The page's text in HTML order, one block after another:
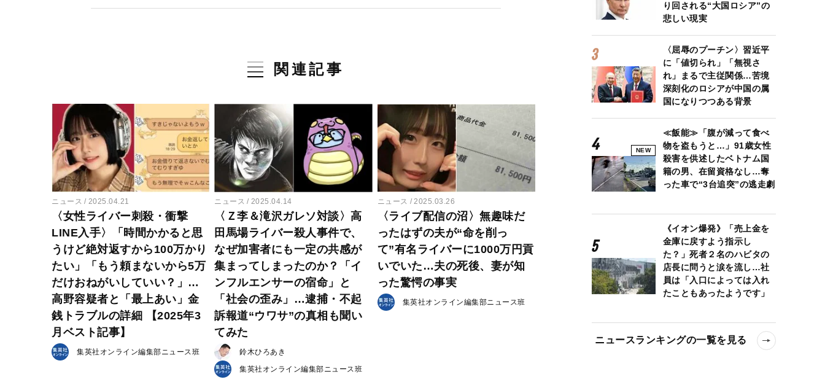
関連記事
ニュース 2025.04.21
〈女性ライバー刺殺・衝撃
LINE入手〉「時間かかると思
うけど絶対返すから100万かり
たい」「もう頼まないから5万
だけおねがいしていい？」…
高野容疑者と「最上あい」金
銭トラブルの詳細 【2025年3
月ベスト記事】
集英社オンライン編集部ニュース班
ニュース 2025.04.14
〈Ｚ李＆滝沢ガレソ対談〉高
田馬場ライバー殺人事件で、
なぜ加害者にも一定の共感が
集まってしまったのか？「イ
ンフルエンサーの宿命」と
「社会の歪み」…逮捕・不起
訴報道“ウワサ”の真相も聞い
てみた
鈴木ひろあき
集英社オンライン編集部ニュース班
ニュース 2025.03.26
〈ライブ配信の沼〉無趣味だ
ったはずの夫が“命を削っ
て”有名ライバーに1000万円貢
いでいた…夫の死後、妻が知
った驚愕の事実
集英社オンライン編集部ニュース班
り回される“大国ロシア”の
悲しい現実
〈屈辱のプーチン〉習近平
に「値切られ」「無視さ
れ」まるで主従関係…苦境
深刻化のロシアが中国の属
国になりつつある背景
NEW
≪飯能≫「腹が減って食べ
物を盗もうと…」91歳女性
殺害を供述したベトナム国
籍の男、在留資格なし…奪
った車で“3台追突”の逃走劇
《イオン爆発》「売上金を
金庫に戻すよう指示し
た？」死者２名のハビタの
店長に問うと涙を流し…社
員は「入口によっては入れ
たこともあったようです」
ニュースランキングの一覧を見る